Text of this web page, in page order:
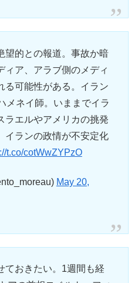
望的との報道。事故か暗
ィア、アラブ側のメディ
る可能性がある。イラン
メネイ師。いままでイラ
ラエルやアメリカの挑発
イランの政情が不安定化
t.co/cotWwZYPzO
May 20,
ておきたい。1週間も経